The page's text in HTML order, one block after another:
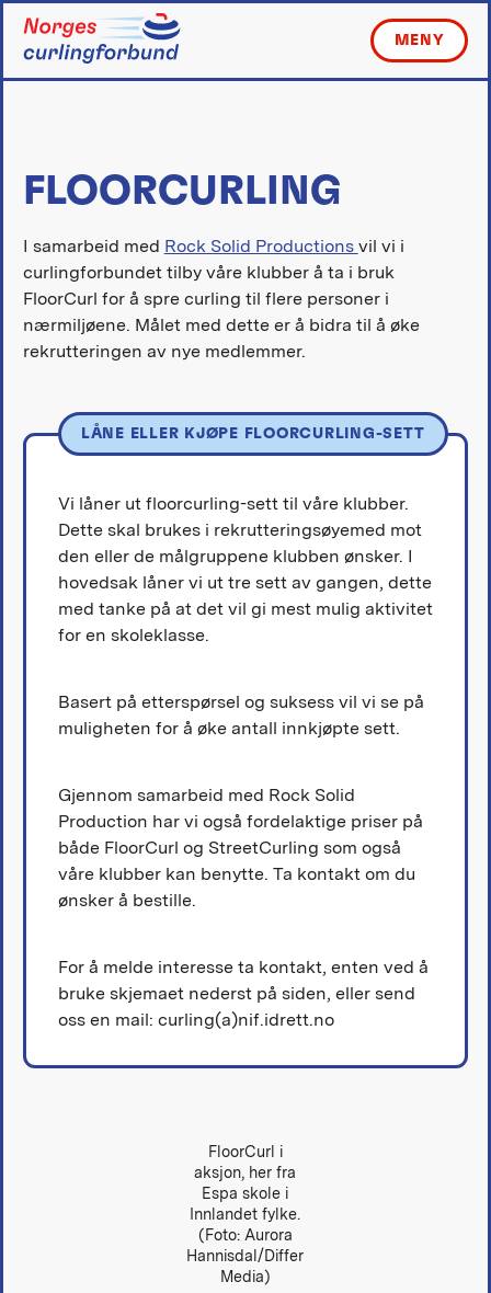
content
MENY
FLOORCURLING
I samarbeid med Rock Solid Productions vil vi i
curlingforbundet tilby våre klubber å ta i bruk
FloorCurl for å spre curling til flere personer i
nærmiljøene. Målet med dette er å bidra til å øke
rekrutteringen av nye medlemmer.
LÅNE ELLER KJØPE FLOORCURLING-SETT
Vi låner ut floorcurling-sett til våre klubber.
Dette skal brukes i rekrutteringsøyemed mot
den eller de målgruppene klubben ønsker. I
hovedsak låner vi ut tre sett av gangen, dette
med tanke på at det vil gi mest mulig aktivitet
for en skoleklasse.
Basert på etterspørsel og suksess vil vi se på
muligheten for å øke antall innkjøpte sett.
Gjennom samarbeid med Rock Solid
Production har vi også fordelaktige priser på
både FloorCurl og StreetCurling som også
våre klubber kan benytte. Ta kontakt om du
ønsker å bestille.
For å melde interesse ta kontakt, enten ved å
bruke skjemaet nederst på siden, eller send
oss en mail: curling(a)nif.idrett.no
FloorCurl i
aksjon, her fra
Espa skole i
Innlandet fylke.
(Foto: Aurora
Hannisdal/Differ
Media)